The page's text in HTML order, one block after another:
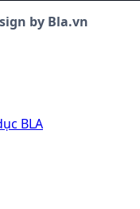
by Bla.vn
BLA